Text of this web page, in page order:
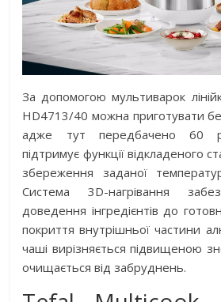
За допомогою мультиварок
HD4713/40 можна приготувати
адже тут передбачено 60
підтримує функції відкладеного
збереження заданої
Система 3D-нагрівання
доведення інгредієнтів до
покриття внутрішньої частини
чаші вирізняється підвищеною
очищається від забруднень.